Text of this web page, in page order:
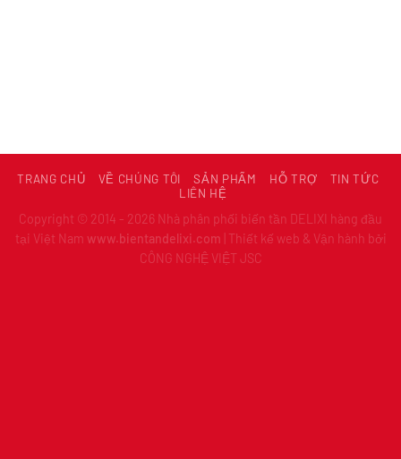
TRANG CHỦ VỀ CHÚNG TÔI SẢN PHẨM HỖ TRỢ
TIN TỨC
LIÊN HỆ
Copyright © 2014 - 2026 Nhà phân phối biến tần DELIXI hàng đầu
tại Việt Nam www.bientandelixi.com Thiết kế web & Vận hành bởi
CÔNG NGHỆ VIỆT JSC